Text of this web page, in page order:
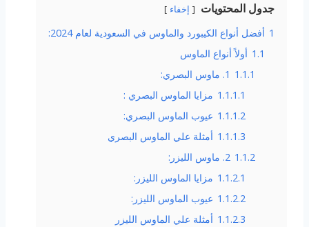
جدول المحتويات إخفاء
1 أفضل أنواع الكيبورد والماوس في السعودية لعام 2024:
1.1 أولاً أنواع الماوس
1.1.1 1. ماوس البصري:
1.1.1.1 مزايا الماوس البصري :
1.1.1.2 عيوب الماوس البصري:
1.1.1.3 أمثلة علي الماوس البصري
1.1.2 2. ماوس الليزر:
1.1.2.1 مزايا الماوس الليزر:
1.1.2.2 عيوب الماوس الليزر:
1.1.2.3 أمثلة علي الماوس الليزر